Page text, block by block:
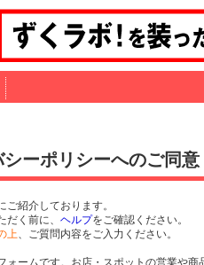
ーポリシーへのご同意
ご紹介しております。
く前に、 ヘルプをご確認ください。
上、ご質問内容をご入力ください。
ームです。お店・スポットの営業や商